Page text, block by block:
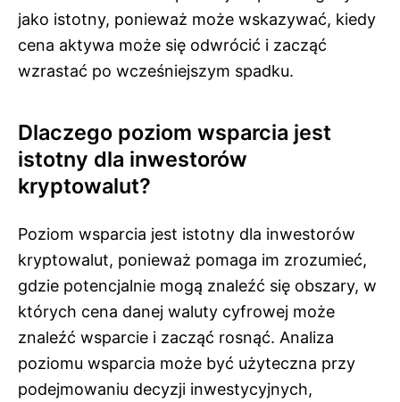
jako istotny, ponieważ może wskazywać, kiedy
cena aktywa może się odwrócić i zacząć
wzrastać po wcześniejszym spadku.
Dlaczego poziom wsparcia jest
istotny dla inwestorów
kryptowalut?
Poziom wsparcia jest istotny dla inwestorów
kryptowalut, ponieważ pomaga im zrozumieć,
gdzie potencjalnie mogą znaleźć się obszary, w
których cena danej waluty cyfrowej może
znaleźć wsparcie i zacząć rosnąć. Analiza
poziomu wsparcia może być użyteczna przy
podejmowaniu decyzji inwestycyjnych,